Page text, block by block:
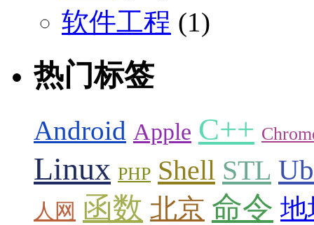
软件工程 (1)
热门标签
Android Apple C++
Linux PHP Shell STL
人网 函数 北京 命令 地